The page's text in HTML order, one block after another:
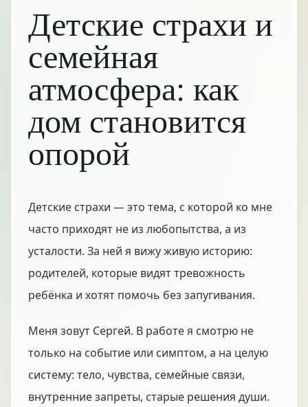
Детские страхи и
семейная
атмосфера: как
дом становится
опорой
Детские страхи — это тема, с которой ко мне
часто приходят не из любопытства, а из
усталости. За ней я вижу живую историю:
родителей, которые видят тревожность
ребёнка и хотят помочь без запугивания.
Меня зовут Сергей. В работе я смотрю не
только на событие или симптом, а на целую
систему: тело, чувства, семейные связи,
внутренние запреты, старые решения души.